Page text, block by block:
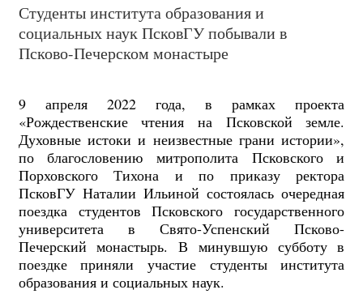
Студенты института образования и
социальных наук ПсковГУ побывали в
Псково-Печерском монастыре
9 апреля 2022 года, в рамках проекта
«Рождественские чтения на Псковской земле.
Духовные истоки и неизвестные грани истории»,
по благословению митрополита Псковского и
Порховского Тихона и по приказу ректора
ПсковГУ Наталии Ильиной состоялась очередная
поездка студентов Псковского государственного
университета в Свято-Успенский Псково-
Печерский монастырь. В минувшую субботу в
поездке приняли участие студенты института
образования и социальных наук.